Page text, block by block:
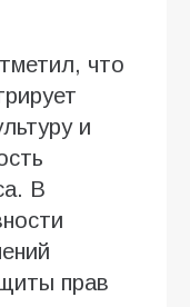
что
и
В
прав